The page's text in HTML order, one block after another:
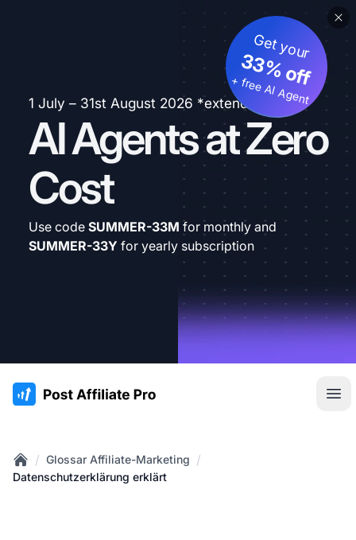
1 July – 31st August 2026 *extended
AI Agents at Zero
Cost
Get your
33% off
+ free AI Agent
Use code SUMMER-33M for monthly and
SUMMER-33Y for yearly subscription
:site.title
Home
/ Glossar Affiliate-Marketing /
Datenschutzerklärung erklärt